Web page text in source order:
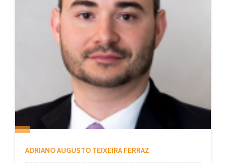
ADRIANO AUGUSTO TEIXEIRA FERRAZ